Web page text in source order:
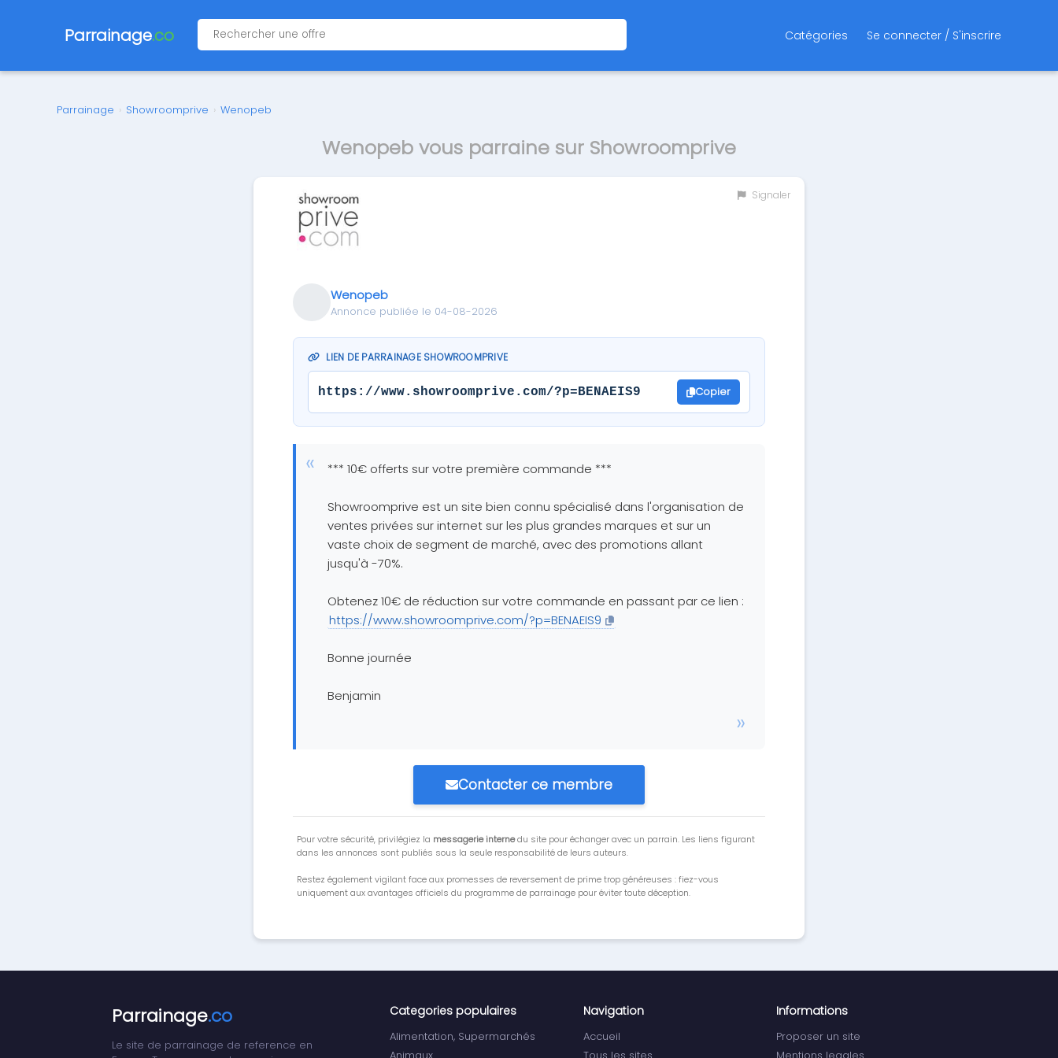
Parrainage.co Catégories Se connecter / S'inscrire
Parrainage › Showroomprive › Wenopeb
Wenopeb vous parraine sur Showroomprive
Signaler
Wenopeb
Annonce publiée le 04-08-2026
LIEN DE PARRAINAGE SHOWROOMPRIVE
https://www.showroomprive.com/?p=BENAEIS9 Copier
*** 10€ offerts sur votre première commande ***
Showroomprive est un site bien connu spécialisé dans l'organisation de
ventes privées sur internet sur les plus grandes marques et sur un
vaste choix de segment de marché, avec des promotions allant
jusqu'à -70%.
Obtenez 10€ de réduction sur votre commande en passant par ce lien :
https://www.showroomprive.com/?p=BENAEIS9
Bonne journée
Benjamin
Contacter ce membre
Pour votre sécurité, privilégiez la messagerie internedu site pour échanger avec un parrain. Les liens figurant
dans les annonces sont publiés sous la seule responsabilité de leurs auteurs.
Restez également vigilant face aux promesses de reversement de prime trop généreuses : fiez-vous
uniquement aux avantages officiels du programme de parrainage pour éviter toute déception.
Parrainage.co
Le site de parrainage de reference en
Categories populaires
Alimentation, Supermarchés
Navigation
Accueil
Informations
Proposer un site